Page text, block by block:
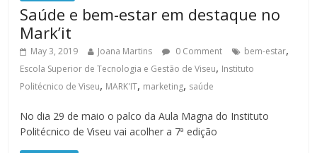
Saúde e bem-estar em destaque no
Mark’it
May 3, 2019 Joana Martins 0 Comment bem-estar,
Escola Superior de Tecnologia e Gestão de Viseu, Instituto
Politécnico de Viseu, MARK'IT, marketing, saúde
No dia 29 de maio o palco da Aula Magna do Instituto
Politécnico de Viseu vai acolher a 7ª edição